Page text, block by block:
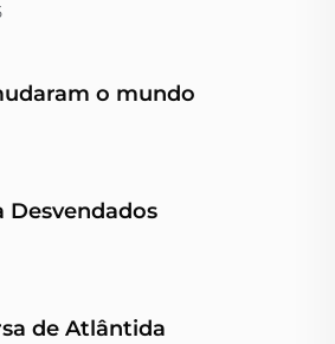
o mundo
Desvendados
de Atlântida